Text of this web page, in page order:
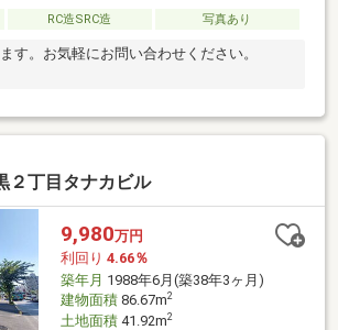
RC造SRC造 写真あり
す。お気軽にお問い合わせください。
２丁目タナカビル
9,980万円
利回り 4.66％
築年月 1988年6月(築38年3ヶ月)
建物面積86.67m2
土地面積41.92m2